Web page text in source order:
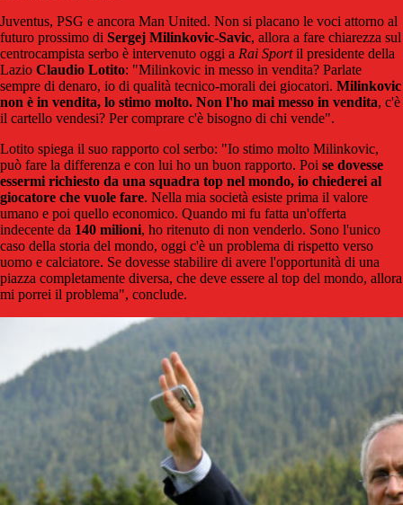
Juventus, PSG e ancora Man United. Non si placano le voci attorno al
futuro prossimo di Sergej Milinkovic-Savic, allora a fare chiarezza sul
centrocampista serbo è intervenuto oggi a Rai Sportil presidente della
Lazio Claudio Lotito: "Milinkovic in messo in vendita? Parlate
sempre di denaro, io di qualità tecnico-morali dei giocatori. Milinkovic
non è in vendita, lo stimo molto. Non l'ho mai messo in vendita, c'è
il cartello vendesi? Per comprare c'è bisogno di chi vende".
Lotito spiega il suo rapporto col serbo: "Io stimo molto Milinkovic,
può fare la differenza e con lui ho un buon rapporto. Poi se dovesse
essermi richiesto da una squadra top nel mondo, io chiederei al
giocatore che vuole fare. Nella mia società esiste prima il valore
umano e poi quello economico. Quando mi fu fatta un'offerta
indecente da 140 milioni, ho ritenuto di non venderlo. Sono l'unico
caso della storia del mondo, oggi c'è un problema di rispetto verso
uomo e calciatore. Se dovesse stabilire di avere l'opportunità di una
piazza completamente diversa, che deve essere al top del mondo, allora
mi porrei il problema", conclude.